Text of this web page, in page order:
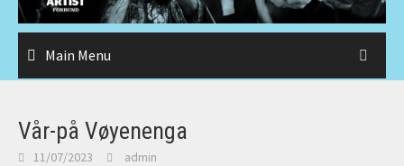
Main Menu
Vår-på Vøyenenga
11/07/2023 admin